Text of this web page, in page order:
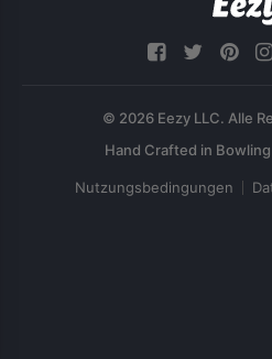
© 2026 Eezy LLC. Alle
Nutzungsbedingungen